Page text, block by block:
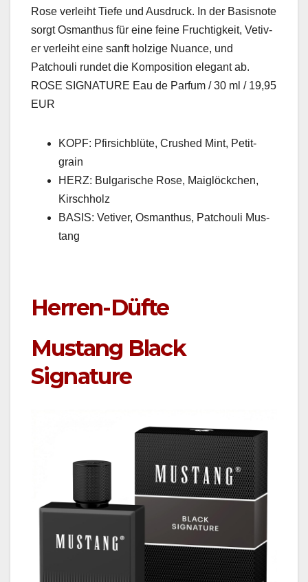
Rose ver­lei­ht Tiefe und Aus­druck. In der Basis­note
sorgt Osman­thus für eine feine Fruchtigkeit, Vetiv­
er ver­lei­ht eine san­ft holzige Nuance, und
Patchouli run­det die Kom­po­si­tion ele­gant ab.
ROSE SIGNATURE Eau de Par­fum / 30 ml / 19,95
EUR
KOPF: Pfir­sich­blüte, Crushed Mint, Petit­
grain
HERZ: Bul­gar­ische Rose, Maiglöckchen,
Kirschholz
BASIS: Vetiv­er, Osman­thus, Patchouli Mus­
tang
Herren-Düfte
Mustang Black
Signature